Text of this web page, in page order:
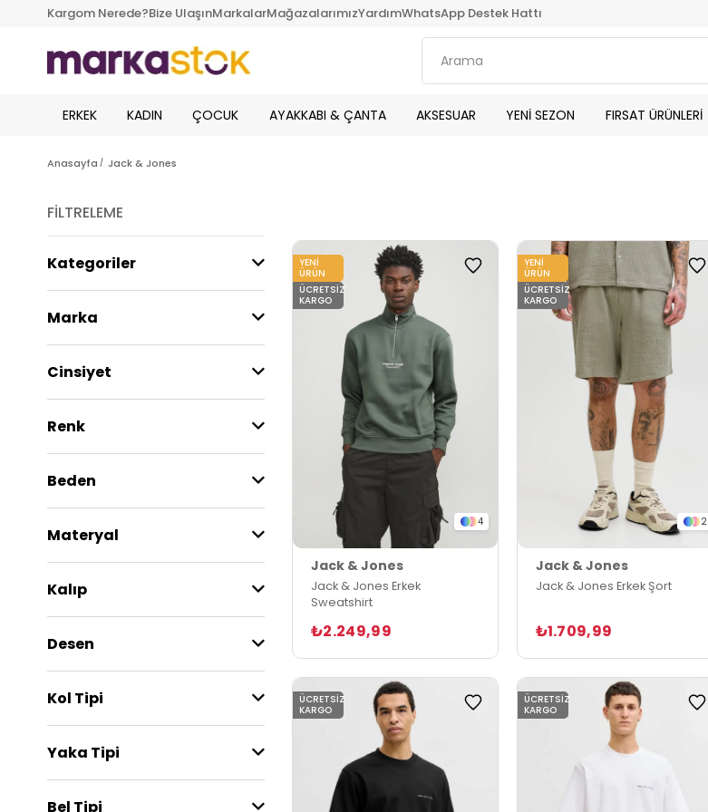
Kargom Nerede?Bize UlaşınMarkalarMağazalarımızYardımWhatsApp Destek Hattı
ERKEK KADIN ÇOCUK AYAKKABI & ÇANTA AKSESUAR YENİ SEZON FIRSAT ÜRÜNLERİ
Anasayfa Jack & Jones
FILTRELEME
Kategoriler
Marka
Cinsiyet
Renk
Beden
Materyal
Kalıp
Desen
Kol Tipi
Yaka Tipi
Bel Tipi
4
Jack & Jones
Jack & Jones Erkek
Sweatshirt
₺2.249,99
YENI
ÜRÜN
ÜCRETSIZ
KARGO
2
Jack & Jones
Jack & Jones Erkek Şort
₺1.709,99
YENI
ÜRÜN
ÜCRETSIZ
KARGO
ÜCRETSIZ
KARGO
ÜCRETSIZ
KARGO